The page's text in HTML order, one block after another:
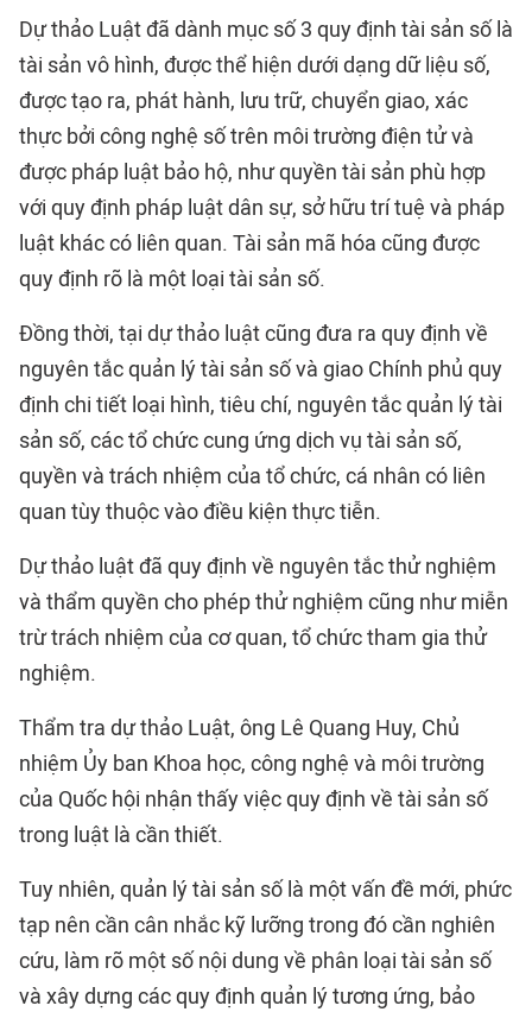
Dự thảo Luật đã dành mục số 3 quy định tài sản số là
tài sản vô hình, được thể hiện dưới dạng dữ liệu số,
được tạo ra, phát hành, lưu trữ, chuyển giao, xác
thực bởi công nghệ số trên môi trường điện tử và
được pháp luật bảo hộ, như quyền tài sản phù hợp
với quy định pháp luật dân sự, sở hữu trí tuệ và pháp
luật khác có liên quan. Tài sản mã hóa cũng được
quy định rõ là một loại tài sản số.
Đồng thời, tại dự thảo luật cũng đưa ra quy định về
nguyên tắc quản lý tài sản số và giao Chính phủ quy
định chi tiết loại hình, tiêu chí, nguyên tắc quản lý tài
sản số, các tổ chức cung ứng dịch vụ tài sản số,
quyền và trách nhiệm của tổ chức, cá nhân có liên
quan tùy thuộc vào điều kiện thực tiễn.
Dự thảo luật đã quy định về nguyên tắc thử nghiệm
và thẩm quyền cho phép thử nghiệm cũng như miễn
trừ trách nhiệm của cơ quan, tổ chức tham gia thử
nghiệm.
Thẩm tra dự thảo Luật, ông Lê Quang Huy, Chủ
nhiệm Ủy ban Khoa học, công nghệ và môi trường
của Quốc hội nhận thấy việc quy định về tài sản số
trong luật là cần thiết.
Tuy nhiên, quản lý tài sản số là một vấn đề mới, phức
tạp nên cần cân nhắc kỹ lưỡng trong đó cần nghiên
cứu, làm rõ một số nội dung về phân loại tài sản số
và xây dựng các quy định quản lý tương ứng, bảo